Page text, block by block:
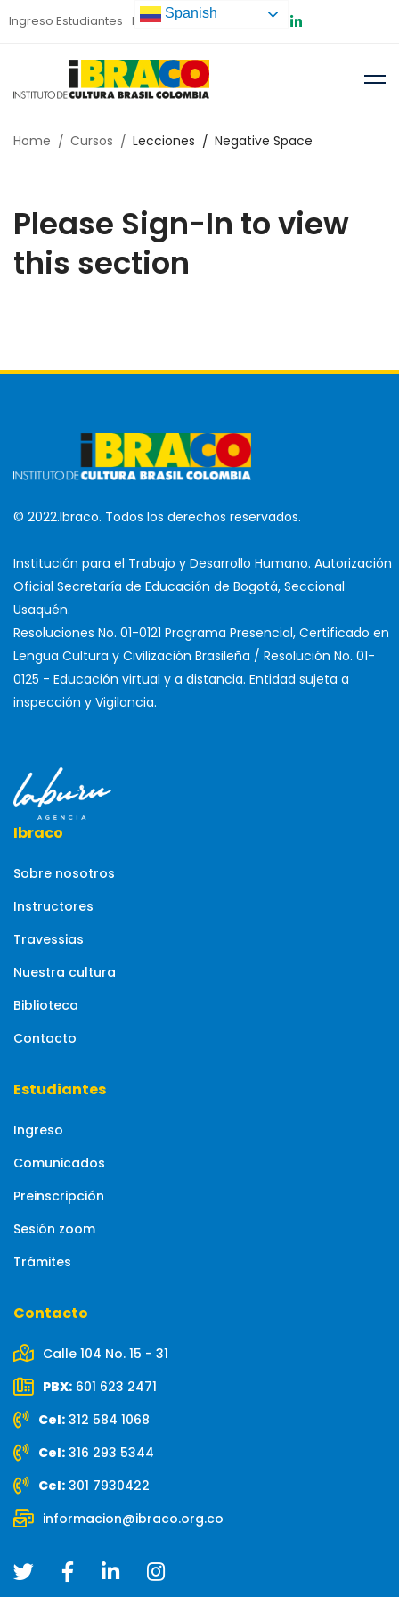
Ingreso Estudiantes Preinscripción
Home Cursos Lecciones Negative Space
Please Sign-In to view
this section
© 2022.Ibraco. Todos los derechos reservados.
Institución para el Trabajo y Desarrollo Humano. Autorización
Oficial Secretaría de Educación de Bogotá, Seccional
Usaquén.
Resoluciones No. 01-0121 Programa Presencial, Certificado en
Lengua Cultura y Civilización Brasileña / Resolución No. 01-
0125 - Educación virtual y a distancia. Entidad sujeta a
inspección y Vigilancia.
Ibraco
Sobre nosotros
Instructores
Travessias
Nuestra cultura
Biblioteca
Contacto
Estudiantes
Ingreso
Comunicados
Preinscripción
Sesión zoom
Trámites
Contacto
Calle 104 No. 15 - 31
PBX: 601 623 2471
Cel: 312 584 1068
Cel: 316 293 5344
Cel: 301 7930422
informacion@ibraco.org.co
Spanish